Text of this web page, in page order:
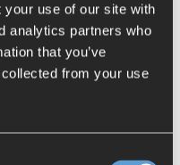
your use of our site with
analytics partners who
that you’ve
from your use
der Interviews
pro Session)
und Experten